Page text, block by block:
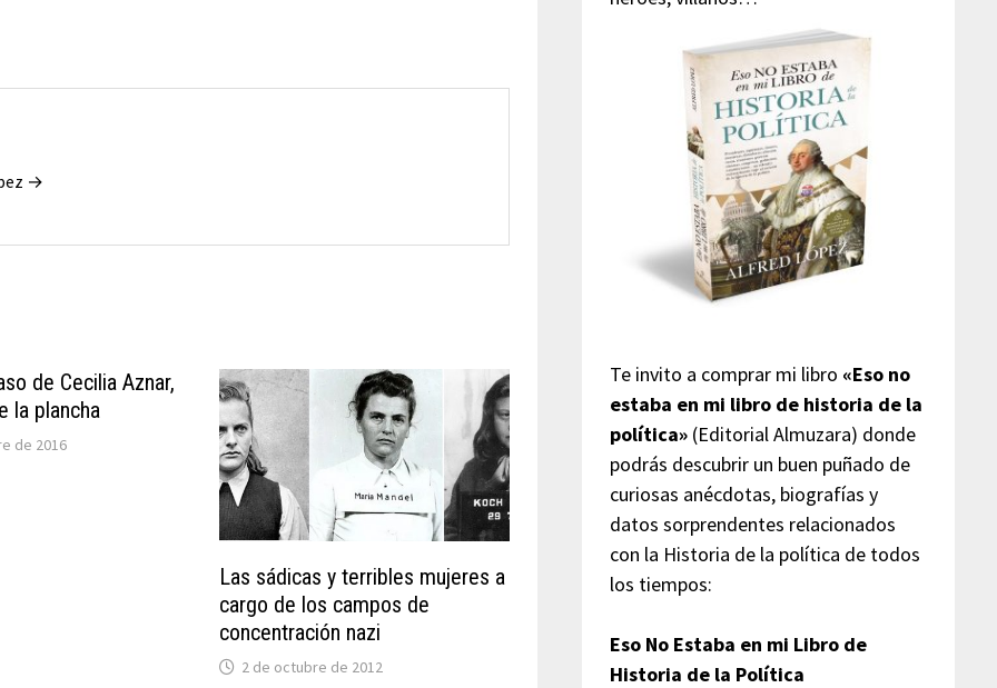
→
de Cecilia Aznar,
la plancha
de 2016
Las sádicas y terribles mujeres a
cargo de los campos de
concentración nazi
2 de octubre de 2012
Te invito a comprar mi libro «Eso no
estaba en mi libro de historia de la
política»(Editorial Almuzara) donde
podrás descubrir un buen puñado de
curiosas anécdotas, biografías y
datos sorprendentes relacionados
con la Historia de la política de todos
los tiempos:
Eso No Estaba en mi Libro de
Historia de la Política